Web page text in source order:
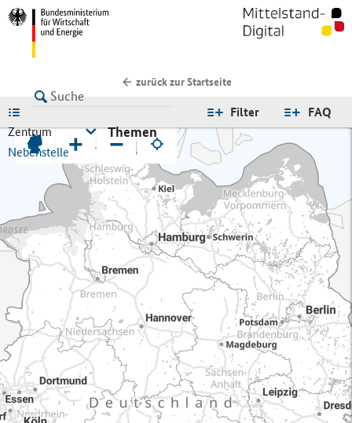
zurück zur Startseite
FAQ
Filter
Zentrum
Nebenstelle
Themen
+ −